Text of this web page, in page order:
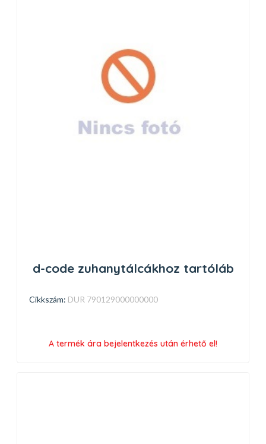
d-code zuhanytálcákhoz tartóláb
Cikkszám: DUR 790129000000000
A termék ára bejelentkezés után érhető el!